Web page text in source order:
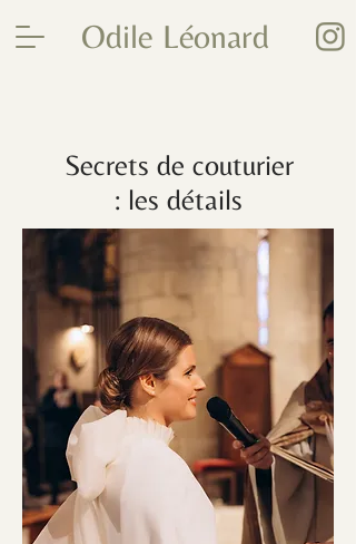
Odile Léonard
Secrets de couturier
: les détails